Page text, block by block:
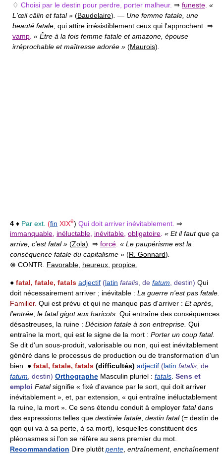
♢ Choisi par le destin pour perdre, porter malheur. ⇒ funeste «
L'œil câlin et fatal » (Baudelaire) — Une femme fatale, une
beauté fatale, qui attire irrésistiblement ceux qui l'approchent. ⇒
vamp « Être à la fois femme fatale et amazone, épouse
irréprochable et maîtresse adorée » (Maurois)
4 ♦ Par ext. (fin XIXe) Qui doit arriver inévitablement. ⇒
immanquable, inéluctable, inévitable, obligatoire. « Et il faut que ça
arrive, c'est fatal » (Zola). ⇒ forcé. « Le paupérisme est la
conséquence fatale du capitalisme » (R. Gonnard).
⊗ CONTR. Favorable, heureux, propice.
● fatal, fatale, fatals adjectif (latin fatalis, de fatum, destin) Qui
doit nécessairement arriver ; inévitable : La guerre n'est pas fatale.
Familier. Qui est prévu et qui ne manque pas d'arriver : Et après,
l'entrée, le fatal gigot aux haricots. Qui entraîne des conséquences
désastreuses, la ruine : Décision fatale à son entreprise. Qui
entraîne la mort, qui est le signe de la mort : Porter un coup fatal.
Se dit d'un sous-produit, valorisable ou non, qui est inévitablement
généré dans le processus de production ou de transformation d'un
bien. ● fatal, fatale, fatals (difficultés) adjectif (latin fatalis, de
fatum, destin) Orthographe Masculin pluriel : fatals. Sens et
emploi Fatalsignifie « fixé d'avance par le sort, qui doit arriver
inévitablement », et, par extension, « qui entraîne inéluctablement
la ruine, la mort ». Ce sens étendu conduit à employer fataldans
des expressions telles que destinée fatale, destin fatal(= destin de
qqn qui va à sa perte, à sa mort), lesquelles constituent des
pléonasmes si l'on se réfère au sens premier du mot.
Recommandation Dire plutôt pente, entraînement, enchaînement